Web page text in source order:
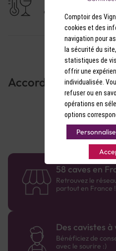
Arômes: Nez aromatique
chair rose et les fruits
Saveurs: Bouche fraîche
9-10°C
Accords Mets & Vins
58 caves en
Retrouvez le
partout en France !
Des cavistes
Bénéficiez de
avec le sourire :)
Comptoir des
cookies et des
navigation pour
la sécurité du
statistiques de
offrir une
individualisée.
refuser ou en
opérations en
options